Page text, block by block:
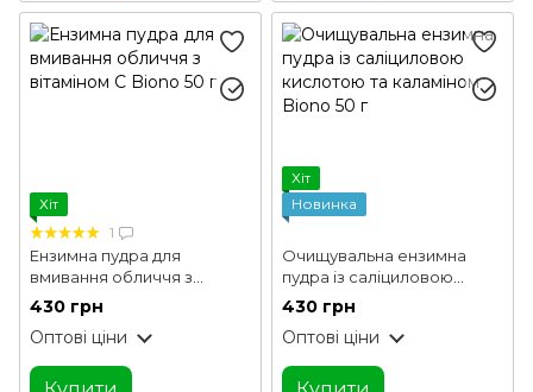
Хіт
1
Ензимна пудра для
вмивання обличчя з
вітаміном С Biono 50 г
430 грн
Оптові ціни
Хіт
Новинка
Очищувальна ензимна
пудра із саліциловою
кислотою та каламіном
Biono 50 г
430 грн
Оптові ціни